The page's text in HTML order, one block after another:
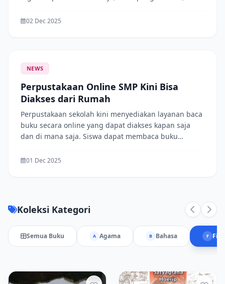
mengakses koleksi tersebut melalui menu Baca
02 Dec 2025
NEWS
Perpustakaan Online SMP Kini Bisa
Diakses dari Rumah
Perpustakaan sekolah kini menyediakan layanan baca
buku secara online yang dapat diakses kapan saja
dan di mana saja. Siswa dapat membaca buku
dengan menggunakan akun masing-masing. Layanan
01 Dec 2025
Koleksi Kategori
Semua Buku A Agama B Bahasa F